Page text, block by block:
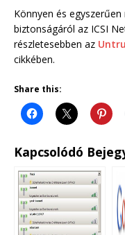
Könnyen és
biztonságáról az ICSI
részletesebben az
cikkében.
Share this:
Kapcsolódó